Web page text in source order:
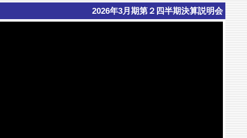
2026年3月期第２四半期決算説明会